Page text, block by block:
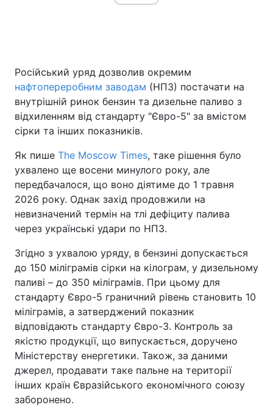
Російський уряд дозволив окремим
нафтопереробним заводам (НПЗ) постачати на
внутрішній ринок бензин та дизельне паливо з
відхиленням від стандарту "Євро-5" за вмістом
сірки та інших показників.
Як пише The Moscow Times, таке рішення було
ухвалено ще восени минулого року, але
передбачалося, що воно діятиме до 1 травня
2026 року. Однак захід продовжили на
невизначений термін на тлі дефіциту палива
через українські удари по НПЗ.
Згідно з ухвалою уряду, в бензині допускається
до 150 міліграмів сірки на кілограм, у дизельному
паливі – до 350 міліграмів. При цьому для
стандарту Євро-5 граничний рівень становить 10
міліграмів, а затверджений показник
відповідають стандарту Євро-3. Контроль за
якістю продукції, що випускається, доручено
Міністерству енергетики. Також, за даними
джерел, продавати таке пальне на території
інших країн Євразійського економічного союзу
заборонено.